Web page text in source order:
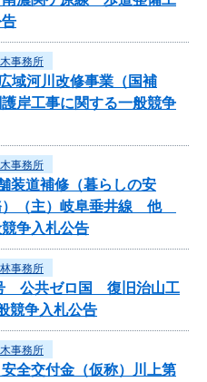
事務所
域河川改修事業（国補
岸工事に関する一般競争
事務所
装道補修（暮らしの安
）（主）岐阜垂井線 他
争入札公告
事務所
公共ゼロ国 復旧治山工
競争入札公告
事務所
全交付金（仮称）川上第